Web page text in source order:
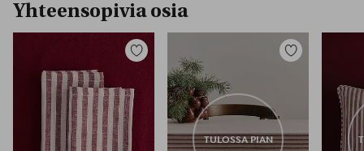
Yhteensopivia osia
Lisää
suosikkeihin
TULOSSA PIAN
Lisää